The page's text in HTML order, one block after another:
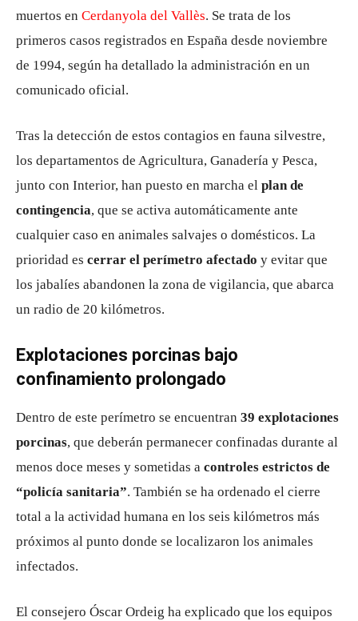
muertos en Cerdanyola del Vallès. Se trata de los
primeros casos registrados en España desde noviembre
de 1994, según ha detallado la administración en un
comunicado oficial.
Tras la detección de estos contagios en fauna silvestre,
los departamentos de Agricultura, Ganadería y Pesca,
junto con Interior, han puesto en marcha el plan de
contingencia, que se activa automáticamente ante
cualquier caso en animales salvajes o domésticos. La
prioridad es cerrar el perímetro afectado y evitar que
los jabalíes abandonen la zona de vigilancia, que abarca
un radio de 20 kilómetros.
Explotaciones porcinas bajo
confinamiento prolongado
Dentro de este perímetro se encuentran 39 explotaciones
porcinas, que deberán permanecer confinadas durante al
menos doce meses y sometidas a controles estrictos de
“policía sanitaria”. También se ha ordenado el cierre
total a la actividad humana en los seis kilómetros más
próximos al punto donde se localizaron los animales
infectados.
El consejero Óscar Ordeig ha explicado que los equipos